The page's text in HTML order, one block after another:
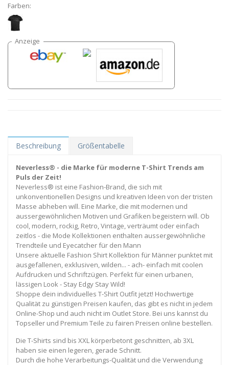
Farben:
Beschreibung Größentabelle
Neverless® - die Marke für moderne T-Shirt Trends am
Puls der Zeit!
Neverless® ist eine Fashion-Brand, die sich mit
unkonventionellen Designs und kreativen Ideen von der tristen
Masse abheben will. Eine Marke, die mit modernen und
aussergewöhnlichen Motiven und Grafiken begeistern will. Ob
cool, modern, rockig, Retro, Vintage, verträumt oder einfach
zeitlos - die Mode Kollektionen enthalten aussergewöhnliche
Trendteile und Eyecatcher für den Mann
Unsere aktuelle Fashion Shirt Kollektion für Männer punktet mit
ausgefallenen, exklusiven, wilden... - ach- einfach mit coolen
Aufdrucken und Schriftzügen. Perfekt für einen urbanen,
lässigen Look - Stay Edgy Stay Wild!
Shoppe dein individuelles T-Shirt Outfit jetzt! Hochwertige
Qualität zu günstigen Preisen kaufen, das gibt es nicht in jedem
Online-Shop und auch nicht im Outlet Store. Bei uns kannst du
Topseller und Premium Teile zu fairen Preisen online bestellen.
Die T-Shirts sind bis XXL körperbetont geschnitten, ab 3XL
haben sie einen legeren, gerade Schnitt.
Durch die hohe Verarbeitungs-Qualität und die Verwendung